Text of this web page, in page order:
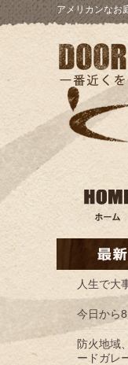
アメリカンなお
人生で大
今日から8
防火地域
ードガレ